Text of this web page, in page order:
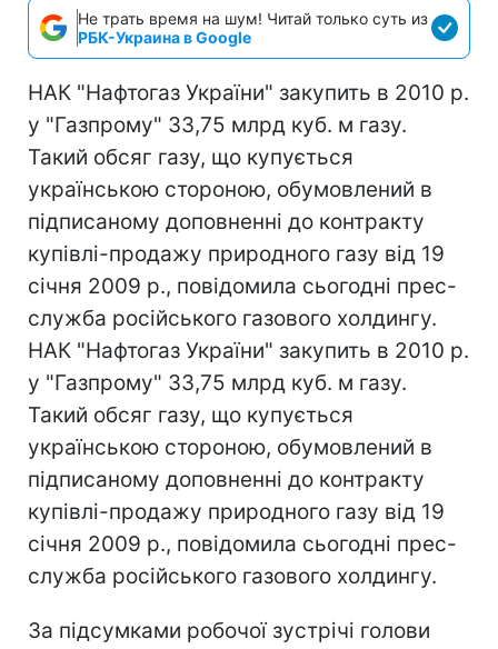
Не трать время на шум! Читай только суть из
РБК-Украина в Google
НАК "Нафтогаз України" закупить в 2010 р.
у "Газпрому" 33,75 млрд куб. м газу.
Такий обсяг газу, що купується
українською стороною, обумовлений в
підписаному доповненні до контракту
купівлі-продажу природного газу від 19
січня 2009 р., повідомила сьогодні прес-
служба російського газового холдингу.
НАК "Нафтогаз України" закупить в 2010 р.
у "Газпрому" 33,75 млрд куб. м газу.
Такий обсяг газу, що купується
українською стороною, обумовлений в
підписаному доповненні до контракту
купівлі-продажу природного газу від 19
січня 2009 р., повідомила сьогодні прес-
служба російського газового холдингу.
За підсумками робочої зустрічі голови